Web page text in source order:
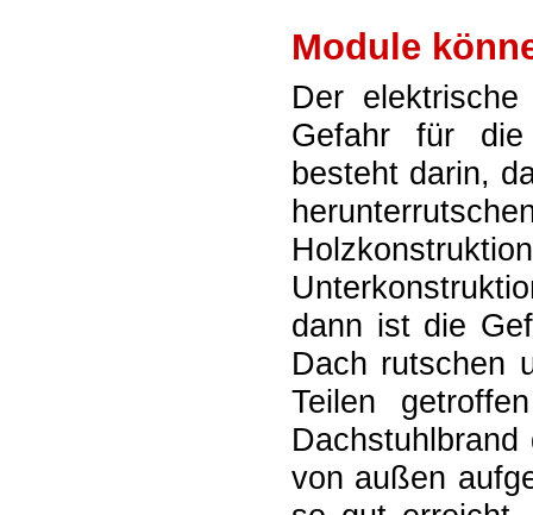
Module
Der
Gefahr für
besteht darin,
dann ist die
Dach rutschen
Teilen
von außen